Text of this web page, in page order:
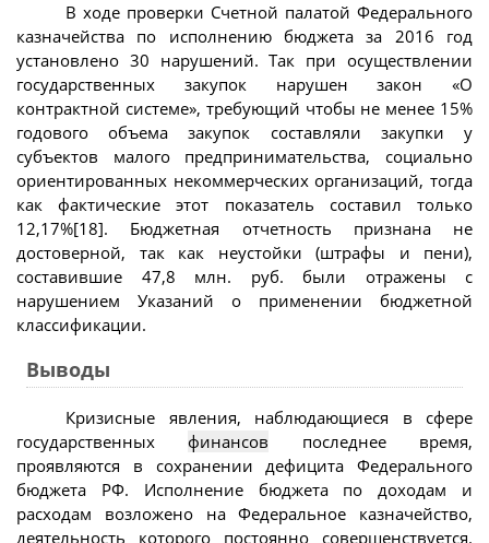
В ходе проверки Счетной палатой Федерального
казначейства по исполнению бюджета за 2016 год
установлено 30 нарушений. Так при осуществлении
государственных закупок нарушен закон «О
контрактной системе», требующий чтобы не менее 15%
годового объема закупок составляли закупки у
субъектов малого предпринимательства, социально
ориентированных некоммерческих организаций, тогда
как фактические этот показатель составил только
12,17%[18]. Бюджетная отчетность признана не
достоверной, так как неустойки (штрафы и пени),
составившие 47,8 млн. руб. были отражены с
нарушением Указаний о применении бюджетной
классификации.
Выводы
Кризисные явления, наблюдающиеся в сфере
государственныхфинансов последнее время,
проявляются в сохранении дефицита Федерального
бюджета РФ. Исполнение бюджета по доходам и
расходам возложено на Федеральное казначейство,
деятельность которого постоянно совершенствуется.